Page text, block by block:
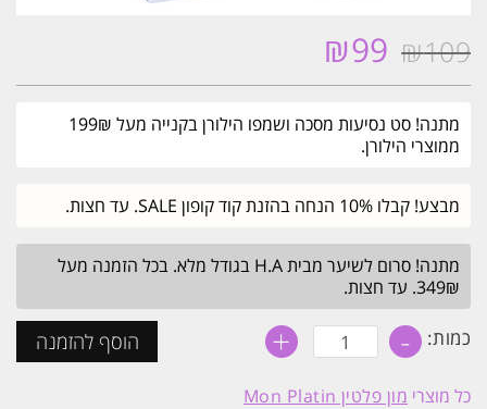
₪109
המחיר
₪109.
₪99
₪99.
מתנה! סט נסיעות מסכה ושמפו הילורן בקנייה מעל 199₪
ממוצרי הילורן.
מבצע! קבלו 10% הנחה בהזנת קוד קופון SALE. עד חצות.
מתנה! סרום לשיער מבית H.A בגודל מלא. בכל הזמנה מעל
349₪. עד חצות.
כמות: - כמות
של
בוסט
הילורן
+ הוסף להזמנה
כל מוצרי מון פלטין Mon Platin